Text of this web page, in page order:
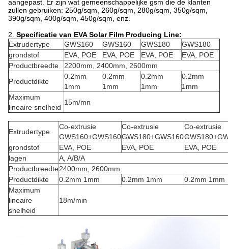
aangepast. Er zijn wat gemeenschappelijke gsm die de klanten
zullen gebruiken: 250g/sqm, 260g/sqm, 280g/sqm, 350g/sqm,
390g/sqm, 400g/sqm, 450g/sqm, enz.
2. Specificatie van EVA Solar Film Producing Line:
Extrudertype
GWS160 GWS160 GWS180
GWS180
grondstof
EVA, POE EVA, POE EVA, POE
EVA, POE
Productbreedte
2200mm, 2400mm, 2600mm
Productdikte
0.2mm
1mm
0.2mm
1mm
0.2mm
1mm
0.2mm
1mm
Maximum
lineaire snelheid
15m/mn
Extrudertype
Co-extrusie
GWS160+GWS160
Co-extrusie
GWS180+GWS160
Co-extrusie
grondstof
EVA, POE EVA, POE
EVA, POE
lagen
A, A/B/A
Productbreedte2400mm, 2600mm
Productdikte
0.2mm 1mm 0.2mm 1mm
0.2mm 1mm
Maximum
lineaire
snelheid
18m/min